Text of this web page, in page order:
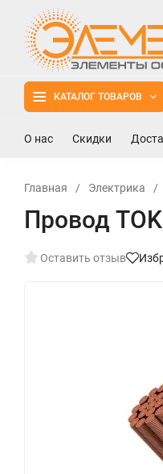
КАТАЛОГ ТОВАРОВ
О нас Скидки
Главная / Электрика /
Провод
Оставить отзыв